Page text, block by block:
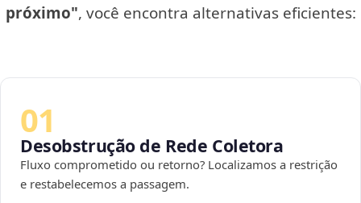
próximo", você encontra alternativas eficientes:
01
Desobstrução de Rede Coletora
Fluxo comprometido ou retorno? Localizamos a restrição
e restabelecemos a passagem.